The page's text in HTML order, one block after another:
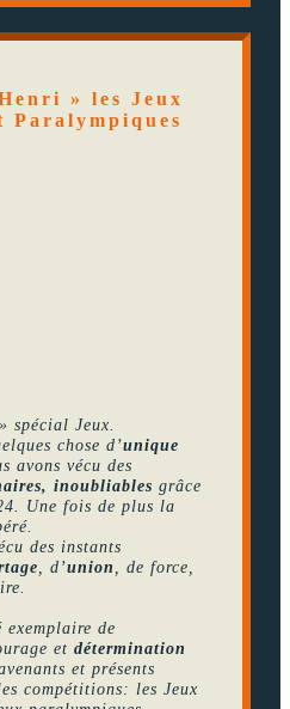
» les Jeux
Paralympiques
spécial Jeux.
chose d’unique
avons vécu des
inoubliables grâce
Une fois de plus la
des instants
, d’union
, de force,
exemplaire de
etdétermination
et présents
compétitions: les Jeux